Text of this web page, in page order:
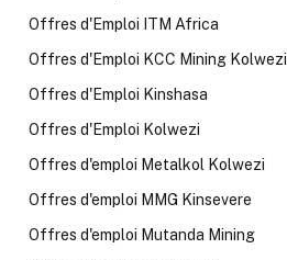
Offres d'Emploi ITM Africa
Offres d'Emploi KCC Mining Kolwezi
Offres d'Emploi Kinshasa
Offres d'Emploi Kolwezi
Offres d'emploi Metalkol Kolwezi
Offres d'emploi MMG Kinsevere
Offres d'emploi Mutanda Mining